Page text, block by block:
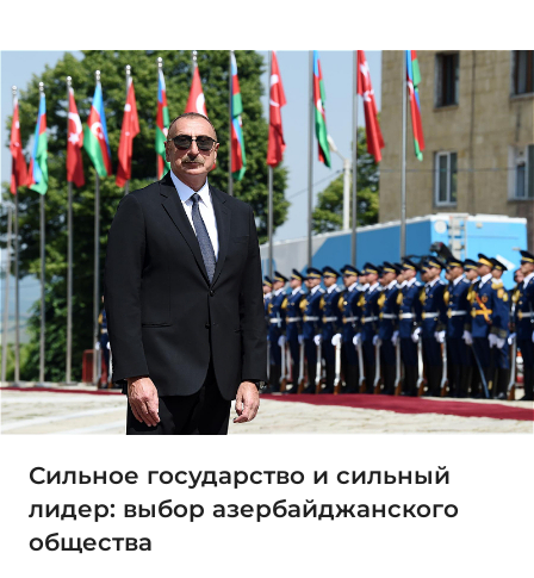
Сильное государство и сильный
лидер: выбор азербайджанского
общества